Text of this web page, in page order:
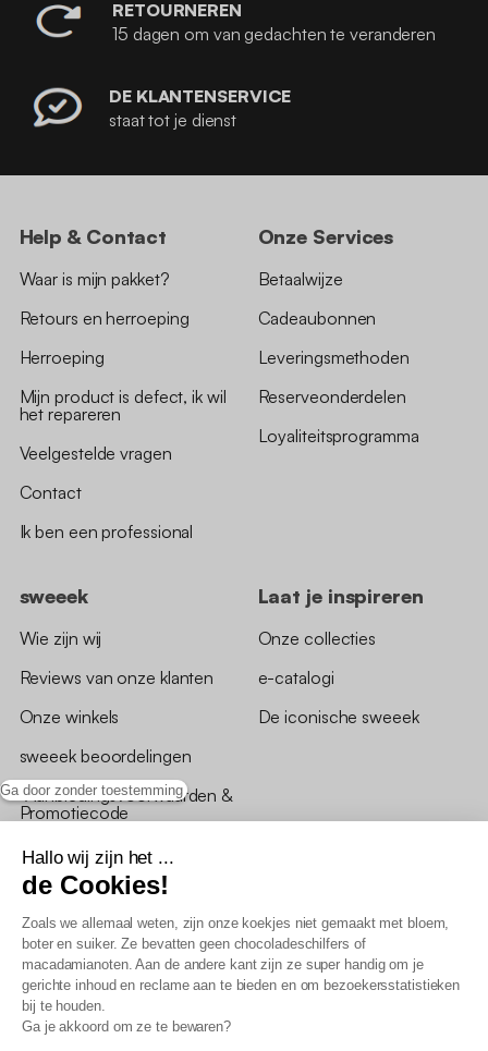
Ga door zonder toestemming
Hallo wij zijn het ...
de Cookies!
Zoals we allemaal weten, zijn onze koekjes niet gemaakt met bloem,
boter en suiker. Ze bevatten geen chocoladeschilfers of
macadamianoten. Aan de andere kant zijn ze super handig om je
gerichte inhoud en reclame aan te bieden en om bezoekersstatistieken
bij te houden.
Ga je akkoord om ze te bewaren?
RETOURNEREN
15 dagen om van gedachten te veranderen
DE KLANTENSERVICE
staat tot je dienst
Help & Contact
Waar is mijn pakket?
Retours en herroeping
Herroeping
Mijn product is defect, ik wil
het repareren
Veelgestelde vragen
Contact
Ik ben een professional
Onze Services
Betaalwijze
Cadeaubonnen
Leveringsmethoden
Reserveonderdelen
Loyaliteitsprogramma
sweeek
Wie zijn wij
Reviews van onze klanten
Onze winkels
sweeek beoordelingen
*Aanbiedingsvoorwaarden &
Promotiecode
Laat je inspireren
Onze collecties
e-catalogi
De iconische sweeek
Algemene verkoopsvoorwaarden
AV loyaliteitsprogramma
Beleid persoonsgegevens
Verklaring inzake toegankelijkheid